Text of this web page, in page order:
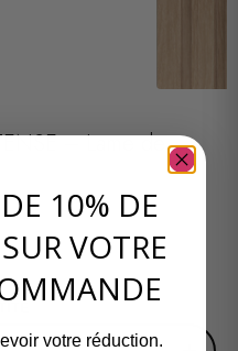
– Lame de
10% DE
VOTRE
votre réduction.